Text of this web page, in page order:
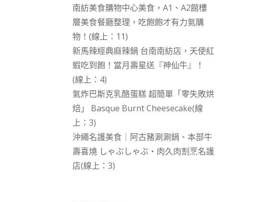
南紡美食購物中心美食，A1、A2館樓
層美食餐廳整理，吃飽飽才有力氣購
物！(線上：11)
新馬辣經典麻辣鍋 台南南紡店，天使紅
蝦吃到飽！當月壽星送『神仙牛』！
(線上：4)
氣炸巴斯克乳酪蛋糕 超簡單「零失敗烘
焙」 Basque Burnt Cheesecake(線
上：3)
沖繩名護美食｜阿古豬涮涮鍋、本部牛
壽喜燒 しゃぶしゃぶ・肉久肉割烹名護
店(線上：3)